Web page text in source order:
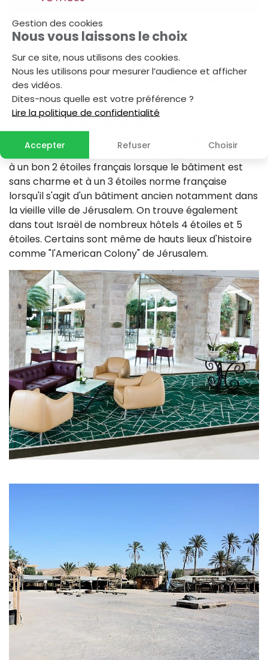
Gestion des cookies
Nous vous laissons le choix
Sur ce site, nous utilisons des cookies.
Nous les utilisons pour mesurer l’audience et afficher
des vidéos.
Dites-nous quelle est votre préférence ?
Lire la politique de confidentialité
Accepter Refuser Choisir
Les hôtels
Les hôtels d'Israël offrent dans leur majorité un
service de bonne qualité . Ils se situent en dehors des
centres historiques et il est parfois nécessaire de
prendre un taxi ou les transports en commun afin
nombreux hôtels 3 étoiles dans tout le pays ; ils
correspondent en terme de standard, en moyenne,
à un bon 2 étoiles français lorsque le bâtiment est
sans charme et à un 3 étoiles norme française
lorsqu'il s'agit d'un bâtiment ancien notamment dans
la vieille ville de Jérusalem. On trouve également
dans tout Israël de nombreux hôtels 4 étoiles et 5
étoiles. Certains sont même de hauts lieux d'histoire
comme "l'American Colony" de Jérusalem.